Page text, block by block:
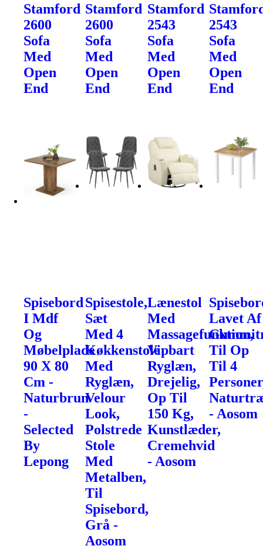
Stamford
2600
Sofa
Med
Open
End
Stamford
2600
Sofa
Med
Open
End
Stamford
2543
Sofa
Med
Open
End
2543
Sofa
Med
Open
End
Spisebord
I Mdf
Og
Møbelplade
90 X 80
Cm -
Naturbrun
-
Selected
By
Lepong
Spisestole,
Sæt
Med 4
Køkkenstole
Med
Ryglæn,
Velour
Look,
Polstrede
Stole
Med
Metalben,
Til
Spisebord,
Grå -
Aosom
Lænestol
Med
Massagefunktion,
Vipbart
Ryglæn,
Drejelig,
Op Til
150 Kg,
Kunstlæder,
Cremehvid
- Aosom
Lavet Af
Til Op
Til 4
- Aosom